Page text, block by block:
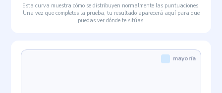
Esta curva muestra cómo se distribuyen normalmente las puntuaciones.
Una vez que completes la prueba, tu resultado aparecerá aquí para que
puedas ver dónde te sitúas.
mayoría